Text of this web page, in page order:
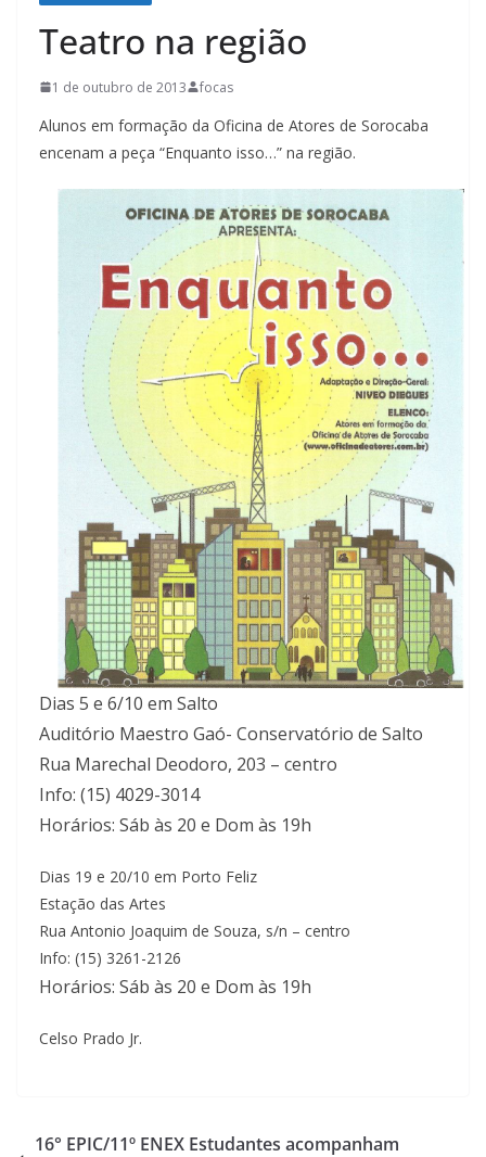
Teatro na região
1 de outubro de 2013 focas
Alunos em formação da Oficina de Atores de Sorocaba
encenam a peça “Enquanto isso…” na região.
Dias 5 e 6/10 em Salto
Auditório Maestro Gaó- Conservatório de Salto
Rua Marechal Deodoro, 203 – centro
Info: (15) 4029-3014
Horários: Sáb às 20 e Dom às 19h
Dias 19 e 20/10 em Porto Feliz
Estação das Artes
Rua Antonio Joaquim de Souza, s/n – centro
Info: (15) 3261-2126
Horários: Sáb às 20 e Dom às 19h
Celso Prado Jr.
16° EPIC/11º ENEX Estudantes acompanham